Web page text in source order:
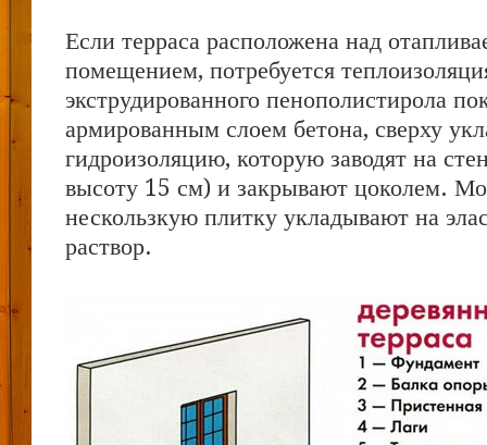
Если терраса расположена над
помещением, потребуется
экструдированного пенополистирола
армированным слоем бетона, сверху
гидроизоляцию, которую заводят на
высоту 15 см) и закрывают цоколем.
нескользкую плитку укладывают на
раствор.